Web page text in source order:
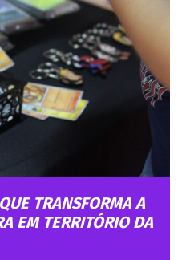
TRANSFORMA A
EM TERRITÓRIO DA